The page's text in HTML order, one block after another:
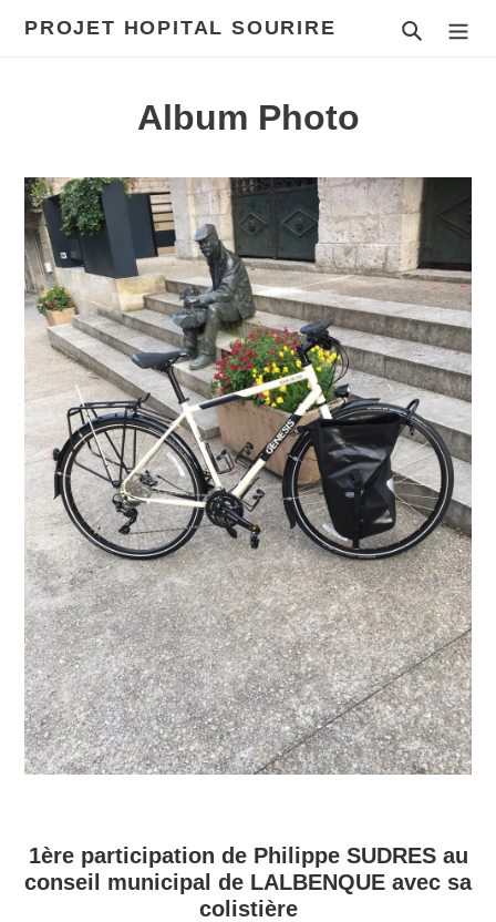
PROJET HOPITAL SOURIRE
Album Photo
1ère participation de Philippe SUDRES au
conseil municipal de LALBENQUE avec sa
colistière